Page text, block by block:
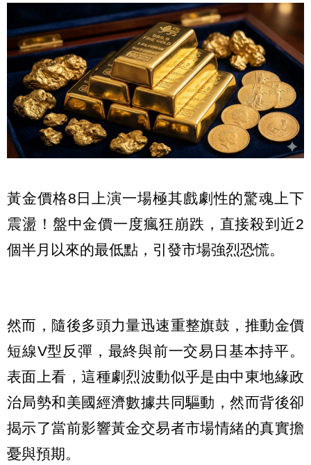
黃金價格8日上演一場極其戲劇性的驚魂上下
震盪！盤中金價一度瘋狂崩跌，直接殺到近2
個半月以來的最低點，引發市場強烈恐慌。
然而，隨後多頭力量迅速重整旗鼓，推動金價
短線V型反彈，最終與前一交易日基本持平。
表面上看，這種劇烈波動似乎是由中東地緣政
治局勢和美國經濟數據共同驅動，然而背後卻
揭示了當前影響黃金交易者市場情緒的真實擔
憂與預期。